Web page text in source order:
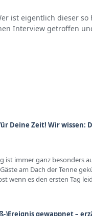
ist eigentlich dieser
Interview getroffen
Deine Zeit! Wir
ist immer ganz
am Dach der Tenne
wenn es den ersten Tag
gewappnet –